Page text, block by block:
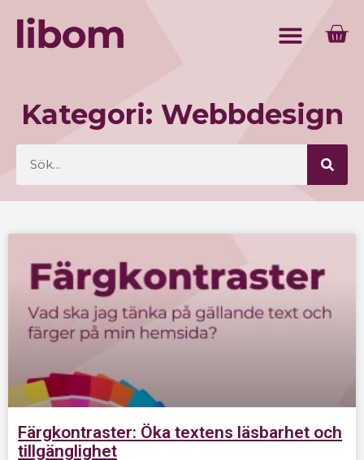
Kategori: Webbdesign
Färgkontraster: Öka textens läsbarhet och
tillgänglighet